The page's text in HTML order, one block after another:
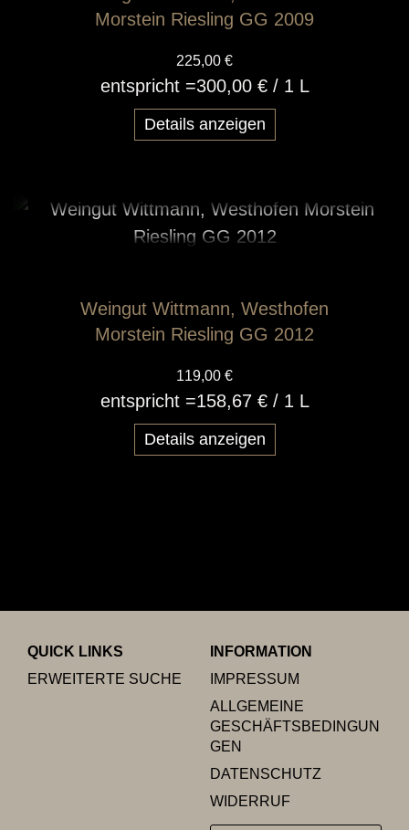
Morstein Riesling GG 2009
225,00 €
entspricht =300,00 €/ 1 L
Details anzeigen
Weingut Wittmann, Westhofen
Morstein Riesling GG 2012
119,00 €
entspricht =158,67 €/ 1 L
Details anzeigen
QUICK LINKS
ERWEITERTE SUCHE
INFORMATION
IMPRESSUM
ALLGEMEINE
GESCHÄFTSBEDINGUN
GEN
DATENSCHUTZ
WIDERRUF